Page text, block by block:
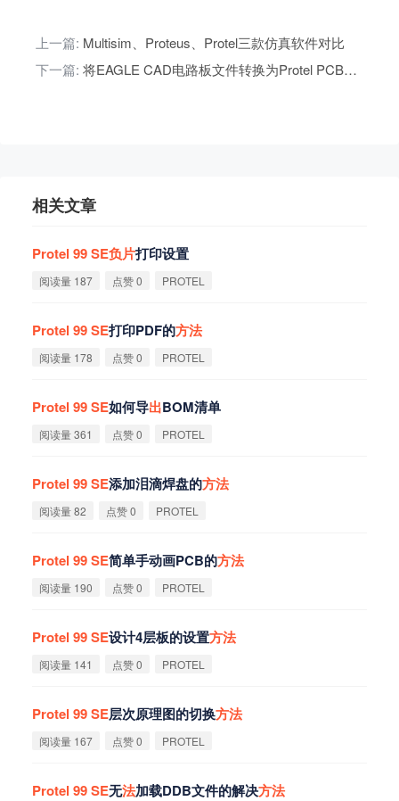
上一篇: Multisim、Proteus、Protel三款仿真软件对比
下一篇:
将EAGLE CAD电路板文件转换为Protel PCB格式的方法
相关文章
Protel 99SE负片打印设置
阅读量 187 点赞 0 PROTEL
Protel 99SE打印PDF的方法
阅读量 178 点赞 0 PROTEL
Protel 99SE如何导出BOM清单
阅读量 361 点赞 0 PROTEL
Protel 99SE添加泪滴焊盘的方法
阅读量 82 点赞 0 PROTEL
Protel 99SE简单手动画PCB的方法
阅读量 190 点赞 0 PROTEL
Protel 99SE设计4层板的设置方法
阅读量 141 点赞 0 PROTEL
Protel 99SE层次原理图的切换方法
阅读量 167 点赞 0 PROTEL
Protel 99SE无法加载DDB文件的解决方法